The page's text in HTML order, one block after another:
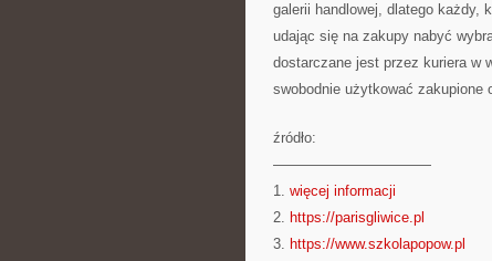
galerii handlowej, dlatego każdy,
udając się na zakupy nabyć
dostarczane jest przez kuriera w
swobodnie użytkować zakupione
źródło:
———————————
1. więcej informacji
2. https://parisgliwice.pl
3. https://www.szkolapopow.pl